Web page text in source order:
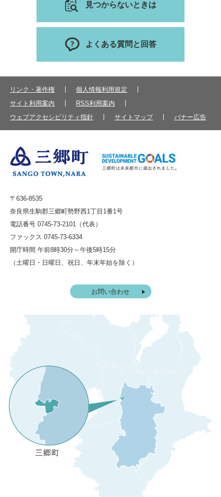
見つからないときは
よくある質問と回答
リンク・著作権
個人情報利用規定
サイト利用案内
RSS利用案内
ウェブアクセシビリティ指針
サイトマップ バナー広告
〒636-8535
奈良県生駒郡三郷町勢野西1丁目1番1号
電話番号 0745-73-2101（代表）
ファックス 0745-73-6334
開庁時間 午前8時30分～午後5時15分
（土曜日・日曜日、祝日、年末年始を除く）
お問い合わせ